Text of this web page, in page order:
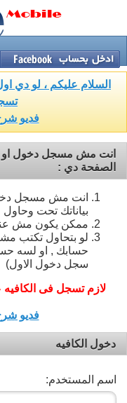
السلام عليكم ، لو دي
فديو
انت مش مسجل دخول
الصفحة دي :
انت مش مسجل
بياناتك تحت وحاول
ممكن يكون مش
لو بتحاول تكتب
حسابك , او لسه
سجل دخول الاول)
لازم تسجل فى
فديو
دخول الكافيه
اسم المستخدم: